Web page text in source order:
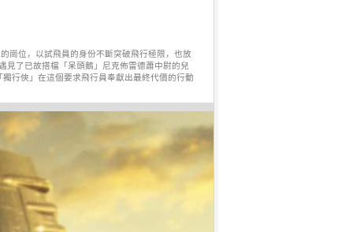
崗位，以試飛員的身份不斷突破飛行極限，也放
見了已故搭檔「呆頭鵝」尼克佈雷德蕭中尉的兒
行俠」在這個要求飛行員奉獻出最終代價的行動